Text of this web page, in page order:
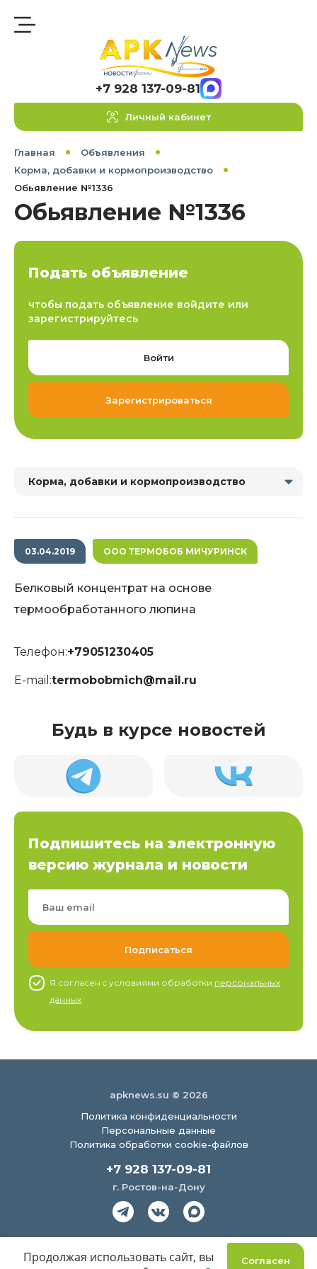
+7 928 137-09-81
Личный кабинет
Главная
Объявления
Корма, добавки и кормопроизводство
Обьявление №1336
Обьявление №1336
Подать объявление
чтобы подать объявление войдите или
зарегистрируйтесь
Войти
Зарегистрироваться
Корма, добавки и кормопроизводство
03.04.2019 ООО ТЕРМОБОБ МИЧУРИНСК
Белковый концентрат на основе
термообработанного люпина
Телефон:+79051230405
E-mail:termobobmich@mail.ru
Будь в курсе новостей
Подпишитесь на электронную
версию журнала и новости
Я согласен c условиями обработки персональных
данных
apknews.su © 2026
Политика конфиденциальности
Персональные данные
Политика обработки cookie-файлов
+7 928 137-09-81
г. Ростов-на-Дону
Согласен
Продолжая использовать сайт, вы